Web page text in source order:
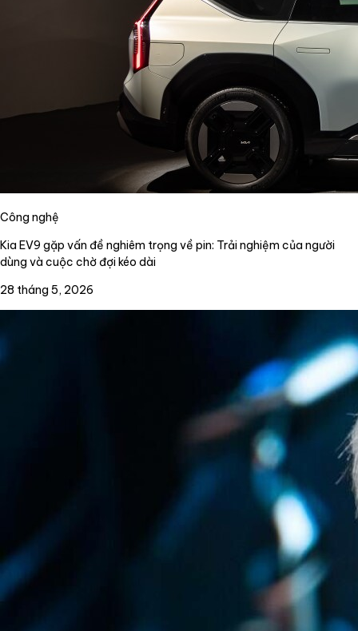
Công nghệ
Kia EV9 gặp vấn đề nghiêm trọng về pin: Trải nghiệm của người
dùng và cuộc chờ đợi kéo dài
28 tháng 5, 2026